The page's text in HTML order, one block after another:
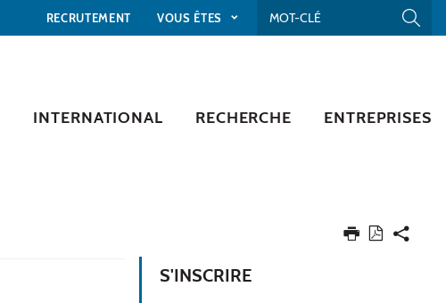
RECRUTEMENT VOUS ÊTES
INTERNATIONAL RECHERCHE ENTREPRISES
S'INSCRIRE